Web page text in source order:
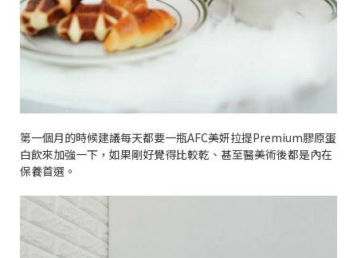
第一個月的時候建議每天都要一瓶AFC美妍拉提Premium膠原蛋
白飲來加強一下，如果剛好覺得比較乾、甚至醫美術後都是內在
保養首選。